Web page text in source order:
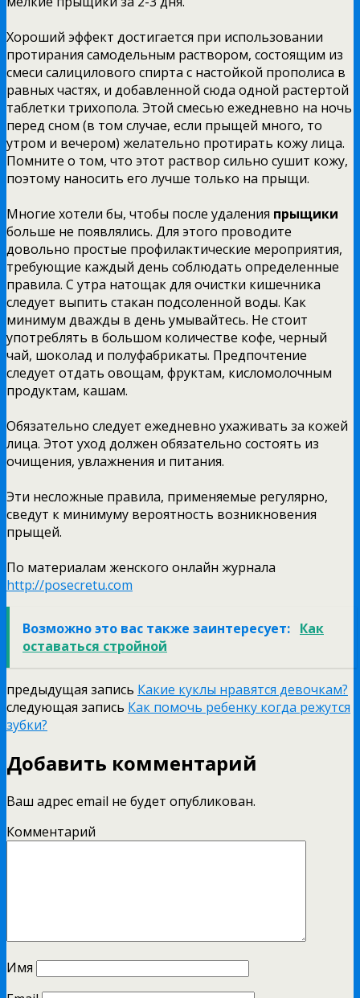
Хороший эффект достигается при использовании
протирания самодельным раствором, состоящим из
смеси салицилового спирта с настойкой прополиса в
равных частях, и добавленной сюда одной растертой
таблетки трихопола. Этой смесью ежедневно на ночь
перед сном (в том случае, если прыщей много, то
утром и вечером) желательно протирать кожу лица.
Помните о том, что этот раствор сильно сушит кожу,
поэтому наносить его лучше только на прыщи.
Многие хотели бы, чтобы после удаления прыщики
больше не появлялись. Для этого проводите
довольно простые профилактические мероприятия,
требующие каждый день соблюдать определенные
правила. С утра натощак для очистки кишечника
следует выпить стакан подсоленной воды. Как
минимум дважды в день умывайтесь. Не стоит
употреблять в большом количестве кофе, черный
чай, шоколад и полуфабрикаты. Предпочтение
следует отдать овощам, фруктам, кисломолочным
продуктам, кашам.
Обязательно следует ежедневно ухаживать за кожей
лица. Этот уход должен обязательно состоять из
очищения, увлажнения и питания.
Эти несложные правила, применяемые регулярно,
сведут к минимуму вероятность возникновения
прыщей.
По материалам женского онлайн журнала
http://posecretu.com
Возможно это вас также заинтересует: Как
оставаться стройной
предыдущая запись Какие куклы нравятся девочкам?
следующая запись Как помочь ребенку когда режутся
зубки?
Добавить комментарий
Ваш адрес email не будет опубликован.
Комментарий
Имя